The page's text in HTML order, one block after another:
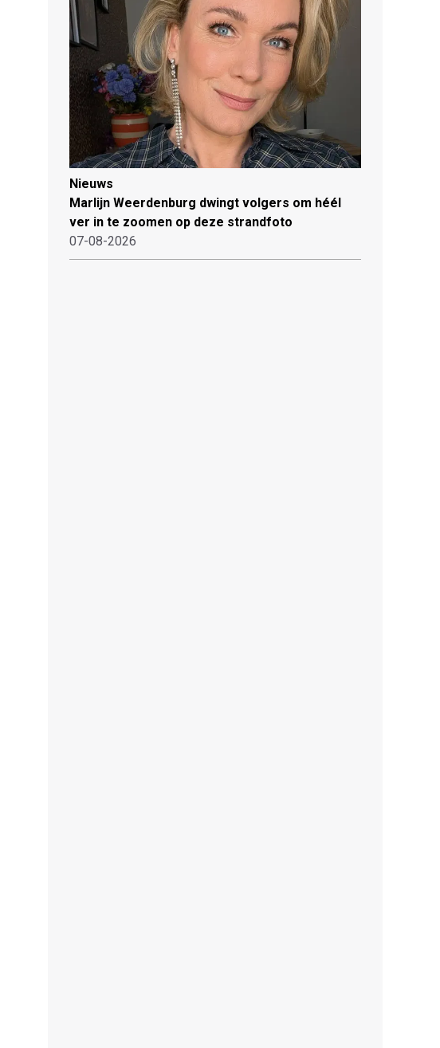
Nieuws
Marlijn Weerdenburg dwingt volgers om héél
ver in te zoomen op deze strandfoto
07-08-2026